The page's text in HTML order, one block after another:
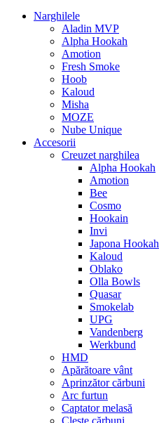
Narghilele
Aladin MVP
Alpha Hookah
Amotion
Fresh Smoke
Hoob
Kaloud
Misha
MOZE
Nube Unique
Accesorii
Creuzet narghilea
Alpha Hookah
Amotion
Bee
Cosmo
Hookain
Invi
Japona Hookah
Kaloud
Oblako
Olla Bowls
Quasar
Smokelab
UPG
Vandenberg
Werkbund
HMD
Apărătoare vânt
Aprinzător cărbuni
Arc furtun
Captator melasă
Clește cărbuni